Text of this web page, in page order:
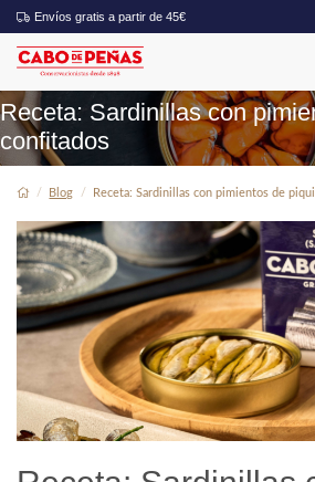
Envíos gratis a partir de 45€
Receta: Sardinillas con
confitados
Blog Receta: Sardinillas con pimientos de